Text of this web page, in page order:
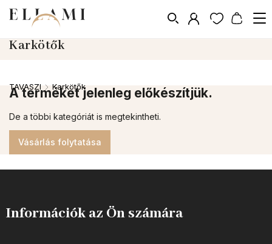
TAVASZI / Karkötők
Karkötők
A terméket jelenleg előkészítjük.
De a többi kategóriát is megtekintheti.
Vásárlás folytatása
Információk az Ön számára